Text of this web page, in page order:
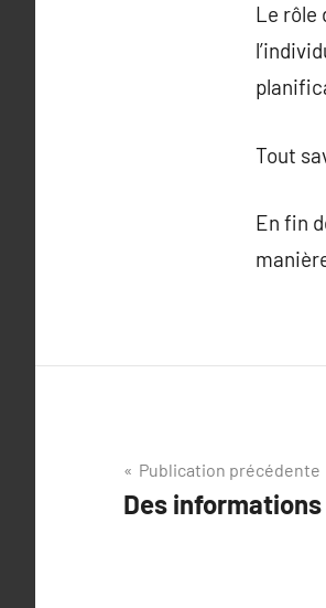
Le rôle
Tout
En fin
Navigation
de
Publication précédente
Des